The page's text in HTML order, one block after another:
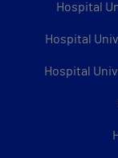
Hospital
Hospital
Hospital